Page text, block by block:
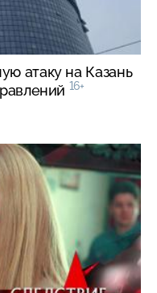
атаку на Казань
16+